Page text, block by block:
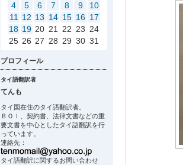
4
5 6 7 8 9
10
11
12 13 14 15 16 17
18 19 20 21 22 23 24
25 26 27 28 29 30 31
プロフィール
タイ語翻訳者
てんも
タイ国在住のタイ語翻訳者。
ＢＯＩ、契約書、法律文書などの重
要文書を中心としたタイ語翻訳を行
っています。
連絡先：
タイ語翻訳に関するお問い合わせ